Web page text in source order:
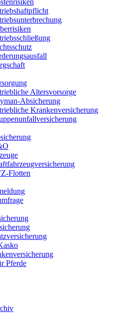
Altersvorsorge
Absicherung
Krankenversicherung
Flotten
Pferde